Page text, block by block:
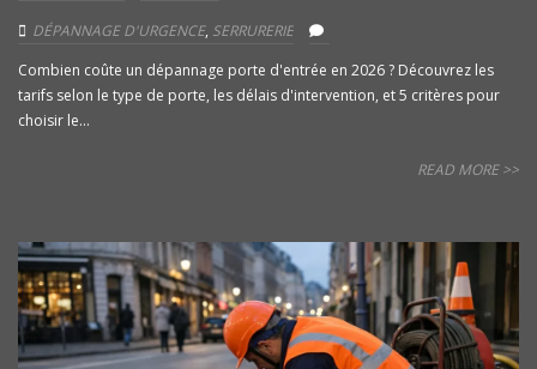
DÉPANNAGE D'URGENCE, SERRURERIE
Combien coûte un dépannage porte d'entrée en 2026 ? Découvrez les
tarifs selon le type de porte, les délais d'intervention, et 5 critères pour
choisir le...
READ MORE >>